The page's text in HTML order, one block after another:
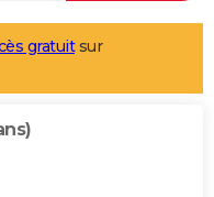
gratuitsur